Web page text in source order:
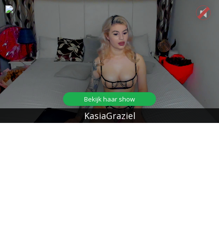
KasiaGraziel
Bekijk haar show